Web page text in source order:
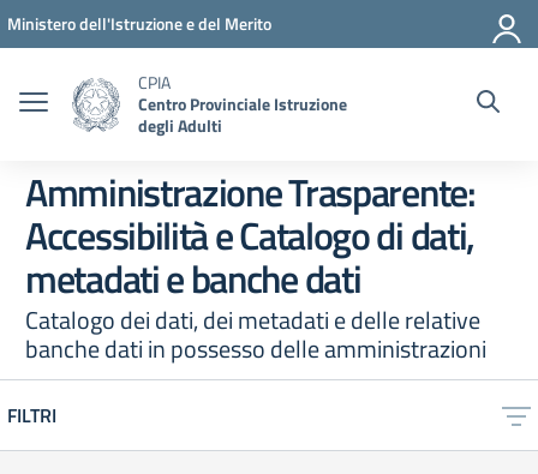
Vai ai contenuti
Vai al menu di navigazione
Vai al footer
Ministero dell'Istruzione e del Merito
CPIA
Centro Provinciale Istruzione
degli Adulti
Amministrazione Trasparente:
Accessibilità e Catalogo di dati,
metadati e banche dati
Catalogo dei dati, dei metadati e delle relative
banche dati in possesso delle amministrazioni
FILTRI